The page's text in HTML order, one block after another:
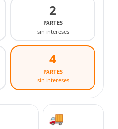
2
PARTES
sin intereses
4
PARTES
sin intereses
🚚